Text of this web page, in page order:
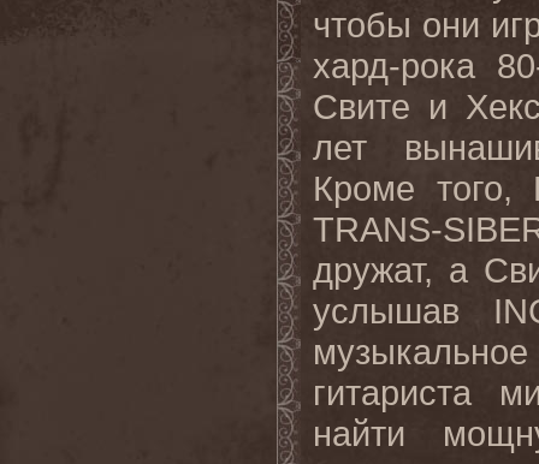
чтобы они
хард-рока
Свите и
лет
Кроме
TRANS-
дружат, а
услышав
гитариста
найти